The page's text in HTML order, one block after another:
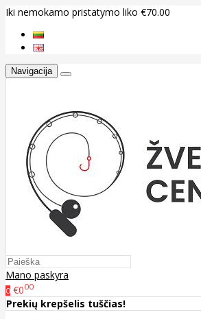
Iki nemokamo pristatymo liko €70.00
Navigacija
Mano paskyra
0 €000
Prekių krepšelis tuščias!